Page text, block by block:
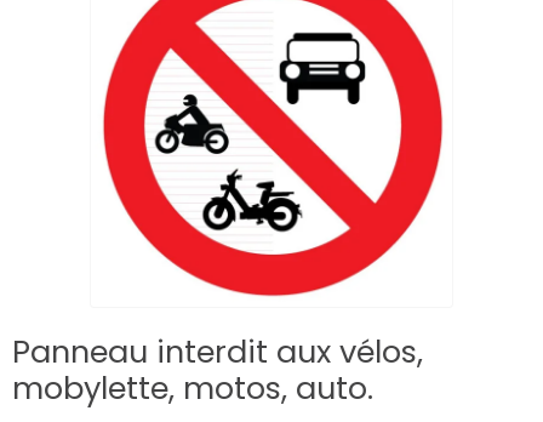
Panneau interdit aux vélos,
mobylette, motos, auto.